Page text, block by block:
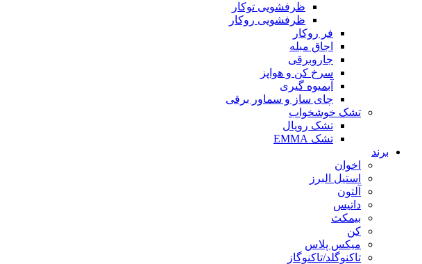
ظرفشویی توکار
ظرفشویی روکار
فر روکار
اجاق مبله
جاروبرقی
سرخ کن و هواپز
آبمیوه گیری
چای ساز و سماور برقی
تشک خوشخواب
تشک رویال
تشک EMMA
برند
اخوان
استیل البرز
آلتون
داتیس
بیمکث
کن
میکس پلاس
تاکنوگلد/تاکنوگاز